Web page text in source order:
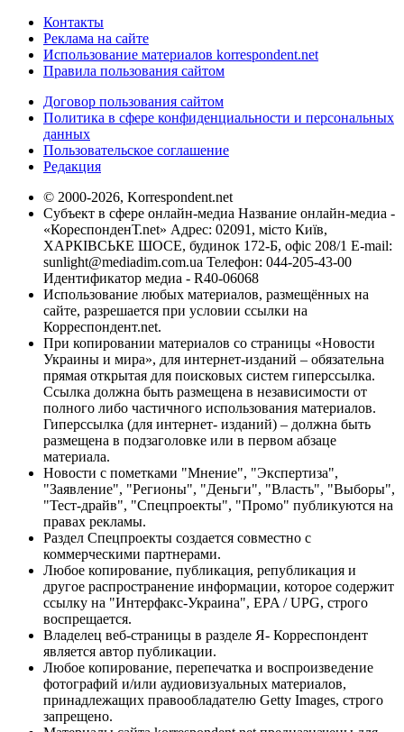
Контакты
Реклама на сайте
Использование материалов korrespondent.net
Правила пользования сайтом
Договор пользования сайтом
Политика в сфере конфиденциальности и персональных
данных
Пользовательское соглашение
Редакция
© 2000-2026, Korrespondent.net
Субъект в сфере онлайн-медиа Название онлайн-медиа -
«КореспонденТ.net» Адрес: 02091, місто Київ,
ХАРКІВСЬКЕ ШОСЕ, будинок 172-Б, офіс 208/1 E-mail:
sunlight@mediadim.com.ua Телефон: 044-205-43-00
Идентификатор медиа - R40-06068
Использование любых материалов, размещённых на
сайте, разрешается при условии ссылки на
Корреспондент.net.
При копировании материалов со страницы «Новости
Украины и мира», для интернет-изданий – обязательна
прямая открытая для поисковых систем гиперссылка.
Ссылка должна быть размещена в независимости от
полного либо частичного использования материалов.
Гиперссылка (для интернет- изданий) – должна быть
размещена в подзаголовке или в первом абзаце
материала.
Новости с пометками "Мнение", "Экспертиза",
"Заявление", "Регионы", "Деньги", "Власть", "Выборы",
"Тест-драйв", "Спецпроекты", "Промо" публикуются на
правах рекламы.
Раздел Спецпроекты создается совместно с
коммерческими партнерами.
Любое копирование, публикация, републикация и
другое распространение информации, которое содержит
ссылку на "Интерфакс-Украина", EPA / UPG, строго
воспрещается.
Владелец веб-страницы в разделе Я- Корреспондент
является автор публикации.
Любое копирование, перепечатка и воспроизведение
фотографий и/или аудиовизуальных материалов,
принадлежащих правообладателю Getty Images, строго
запрещено.